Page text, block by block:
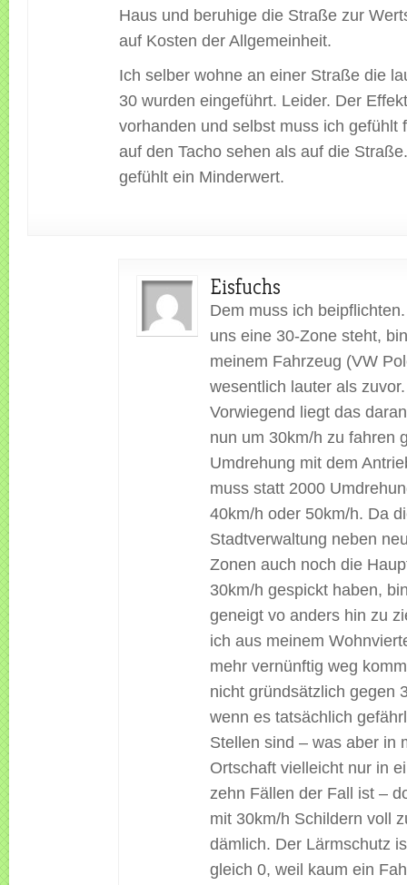
Haus und beruhige die Straße zur
auf Kosten der Allgemeinheit.
Ich selber wohne an einer Straße die
30 wurden eingeführt. Leider. Der
vorhanden und selbst muss ich gefühlt
auf den Tacho sehen als auf die
gefühlt ein Minderwert.
Eisfuchs
Dem muss ich
uns eine 30-Zone steht,
meinem Fahrzeug (VW
wesentlich lauter als zuvor.
Vorwiegend liegt das
nun um 30km/h zu fahren
Umdrehung mit dem
muss statt 2000
40km/h oder 50km/h. Da
Stadtverwaltung neben
Zonen auch noch die
30km/h gespickt haben,
geneigt vo anders hin zu
ich aus meinem
mehr vernünftig weg
nicht gründsätzlich gegen
wenn es tatsächlich
Stellen sind – was aber in
Ortschaft vielleicht nur in
zehn Fällen der Fall ist –
mit 30km/h Schildern voll
dämlich. Der Lärmschutz
gleich 0, weil kaum ein